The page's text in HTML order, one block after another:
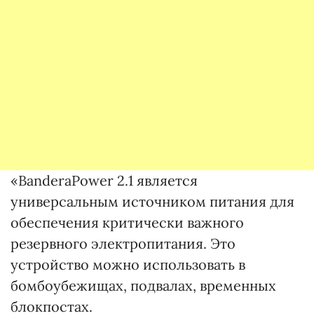
«BanderaPower 2.1 является
универсальным источником питания для
обеспечения критически важного
резервного электропитания. Это
устройство можно использовать в
бомбоубежищах, подвалах, временных
блокпостах.